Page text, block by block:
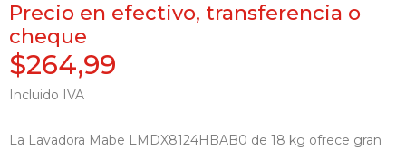
Precio en efectivo, transferencia o
cheque
$264,99
Incluido IVA
La Lavadora Mabe LMDX8124HBAB0 de 18 kg ofrece gran